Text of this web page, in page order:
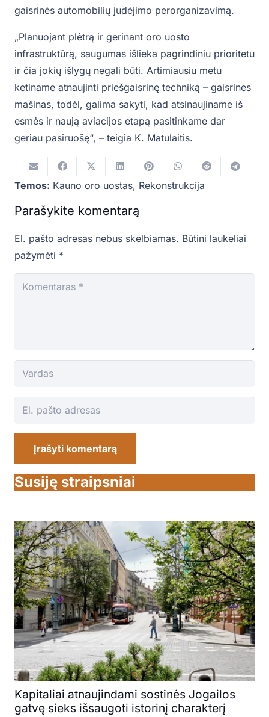
gaisrinės automobilių judėjimo perorganizavimą.
„Planuojant plėtrą ir gerinant oro uosto
infrastruktūrą, saugumas išlieka pagrindiniu prioritetu
ir čia jokių išlygų negali būti. Artimiausiu metu
ketiname atnaujinti priešgaisrinę techniką – gaisrines
mašinas, todėl, galima sakyti, kad atsinaujiname iš
esmės ir naują aviacijos etapą pasitinkame dar
geriau pasiruošę“, – teigia K. Matulaitis.
Temos: Kauno oro uostas, Rekonstrukcija
Parašykite komentarą
El. pašto adresas nebus skelbiamas. Būtini laukeliai
pažymėti *
Įrašyti komentarą
Susiję straipsniai
Kapitaliai atnaujindami sostinės Jogailos
gatvę sieks išsaugoti istorinį charakterį